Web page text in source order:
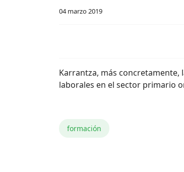
04 marzo 2019
Karrantza, más concretamente,
laborales en el sector primario
formación